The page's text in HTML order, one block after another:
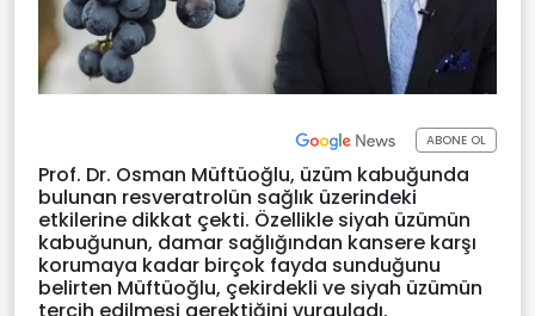
ABONE OL
Prof. Dr. Osman Müftüoğlu, üzüm kabuğunda
bulunan resveratrolün sağlık üzerindeki
etkilerine dikkat çekti. Özellikle siyah üzümün
kabuğunun, damar sağlığından kansere karşı
korumaya kadar birçok fayda sunduğunu
belirten Müftüoğlu, çekirdekli ve siyah üzümün
tercih edilmesi gerektiğini vurguladı.